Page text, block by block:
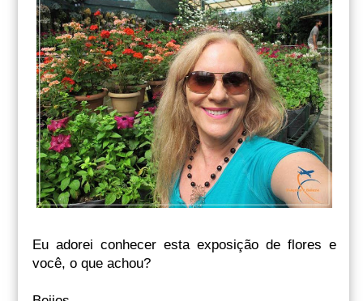
Eu adorei conhecer esta exposição de flores e
você, o que achou?